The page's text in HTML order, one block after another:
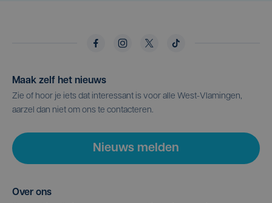
Maak zelf het nieuws
Zie of hoor je iets dat interessant is voor alle West-Vlamingen,
aarzel dan niet om ons te contacteren.
Nieuws melden
Over ons